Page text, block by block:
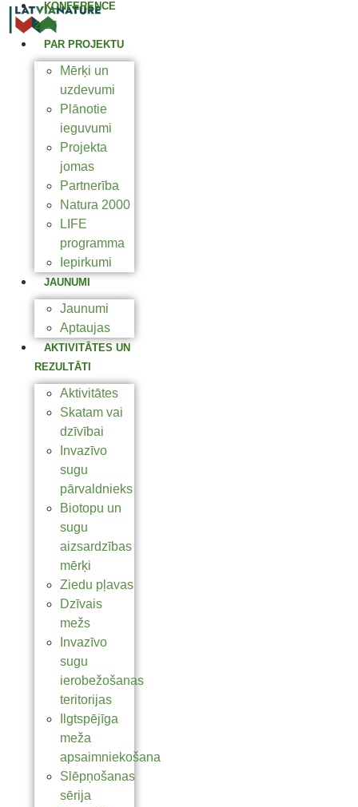
KONFERENCE
2025
PAR PROJEKTU
Mērķi un
uzdevumi
Plānotie
ieguvumi
Projekta
jomas
Partnerība
Natura 2000
LIFE
programma
Iepirkumi
JAUNUMI
Jaunumi
Aptaujas
AKTIVITĀTES UN
REZULTĀTI
Aktivitātes
Skatam vai
dzīvībai
Invazīvo
sugu
pārvaldnieks
Biotopu un
sugu
aizsardzības
mērķi
Ziedu pļavas
Dzīvais
mežs
Invazīvo
sugu
ierobežošanas
teritorijas
Ilgtspējīga
meža
apsaimniekošana
Slēpņošanas
sērija